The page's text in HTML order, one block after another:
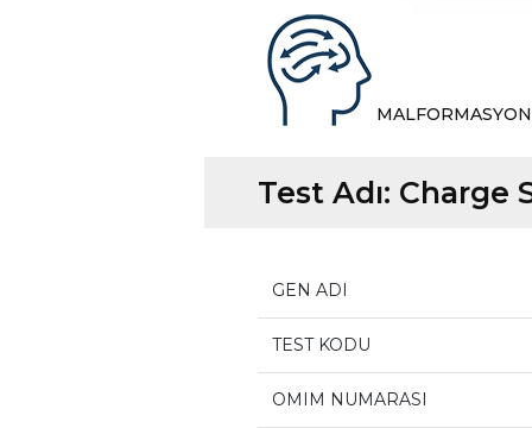
Test Adı: Charge
GEN ADI
TEST KODU
OMIM NUMARASI